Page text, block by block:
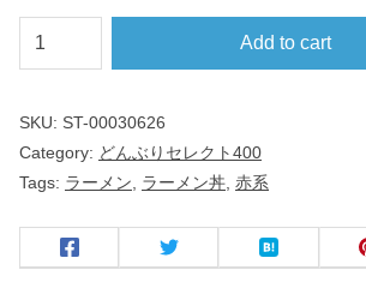
赤
巻
ー
丼
Add to cart
SKU: ST-00030626
Category: どんぶりセレクト400
Tags: ラーメン ラーメン丼 赤系